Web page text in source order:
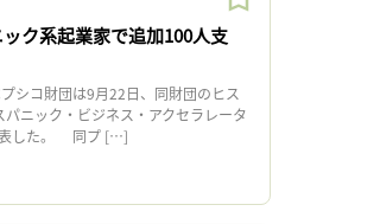
ク系起業家で追加100人支
シコ財団は9月22日、同財団のヒス
ニック・ビジネス・アクセラレータ
表した。 同プ […]